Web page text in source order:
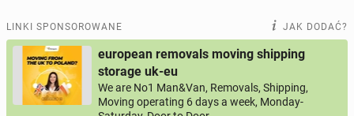
LINKI SPONSOROWANE JAK DODAĆ?
european removals moving shipping
storage uk-eu
We are No1 Man&Van, Removals, Shipping,
Moving operating 6 days a week, Monday-